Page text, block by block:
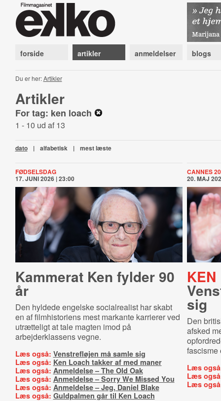
forside artikler anmeldelser blogs
Du er her:Artikler
Artikler
For tag: ken loach
1 - 10 ud af 13
dato | alfabetisk | mest læste
FØDSELSDAG
17. JUNI 2026 | 23:00
Kammerat Ken fylder 90
år
Den hyldede engelske socialrealist har skabt
en af filmhistoriens mest markante karrierer ved
utrætteligt at tale magten imod på
arbejderklassens vegne.
Læs også: Venstrefløjen må samle sig
Læs også: Ken Loach takker af med maner
Læs også: Anmeldelse – The Old Oak
Læs også: Anmeldelse – Sorry We Missed You
Læs også: Anmeldelse – Jeg, Daniel Blake
Læs også: Guldpalmen går til Ken Loach
CANNES
20. MAJ
KEN
sig
Den
afsked
fascisme
Læs
Læs
Læs